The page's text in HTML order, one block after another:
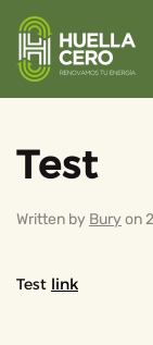
Skip to main
Test
Written by Bury on
Test link